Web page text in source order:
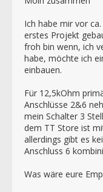
Ich habe mir vor
erstes Projekt
froh bin wenn, ich
habe, möchte ich
einbauen.
Für 12,5kOhm
Anschlüsse 2&6
mein Schalter 3
dem TT Store ist
allerdings gibt es
Anschluss 6
Was wäre eure